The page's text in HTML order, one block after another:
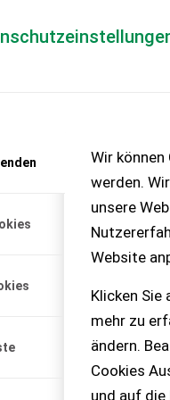
Wir
werden.
unsere
Website
Klicken
mehr zu
ändern.
Cookies
und auf die
– KEINE
25-40 PS Zapfwelle